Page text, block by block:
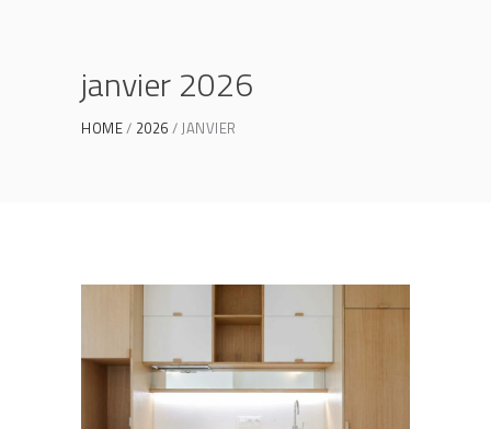
janvier 2026
HOME 2026 JANVIER